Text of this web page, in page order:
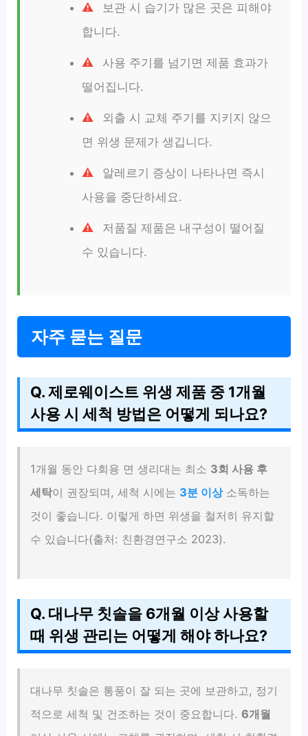
보관 시 습기가 많은 곳은 피해야
합니다.
사용 주기를 넘기면 제품 효과가
떨어집니다.
외출 시 교체 주기를 지키지 않으
면 위생 문제가 생깁니다.
알레르기 증상이 나타나면 즉시
사용을 중단하세요.
저품질 제품은 내구성이 떨어질
수 있습니다.
자주 묻는 질문
Q. 제로웨이스트 위생 제품 중 1개월
사용 시 세척 방법은 어떻게 되나요?
1개월 동안 다회용 면 생리대는 최소 3회 사용 후
세탁이 권장되며, 세척 시에는 3분 이상소독하는
것이 좋습니다. 이렇게 하면 위생을 철저히 유지할
수 있습니다(출처: 친환경연구소 2023).
Q. 대나무 칫솔을 6개월 이상 사용할
때 위생 관리는 어떻게 해야 하나요?
대나무 칫솔은 통풍이 잘 되는 곳에 보관하고, 정기
적으로 세척 및 건조하는 것이 중요합니다.6개월